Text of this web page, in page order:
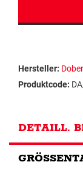
Hersteller:
Produktcode:
DETAILL.